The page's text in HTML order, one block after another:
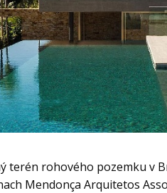
terén rohového pozemku v
Mendonça Arquitetos